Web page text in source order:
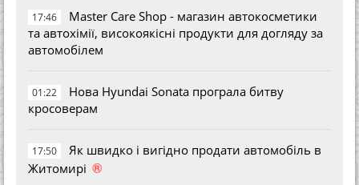
17:46
Master Care Shop - магазин автокосметики
та автохімії, високоякісні продукти для догляду за
автомобілем
01:22
Нова Hyundai Sonata програла битву
кросоверам
17:50
Як швидко і вигідно продати автомобіль в
Житомирі ®